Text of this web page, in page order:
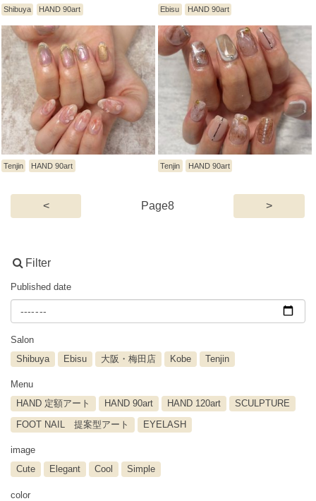
Shibuya HAND 90art Ebisu HAND 90art
Tenjin HAND 90art Tenjin HAND 90art
< 8(current) >
Filter
Published date
Salon
Shibuya
Ebisu 大阪・梅田店 Kobe Tenjin
Menu
HAND 定額アート
HAND 90art HAND 120art
SCULPTURE
FOOT NAIL 提案型アート
EYELASH
image
Cute
Elegant Cool Simple
color